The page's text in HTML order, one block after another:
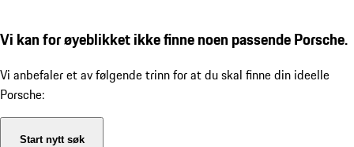
Vi kan for øyeblikket ikke finne noen passende Porsche.
Vi anbefaler et av følgende trinn for at du skal finne din ideelle
Porsche:
Start nytt søk